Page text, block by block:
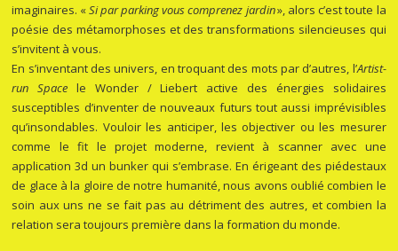
imaginaires. «Si par parking vous comprenez jardin», alors c’est toute la
poésie des métamorphoses et des transformations silencieuses qui
s’invitent à vous.
En s’inventant des univers, en troquant des mots par d’autres, l’Artist-
run Space le Wonder / Liebert active des énergies solidaires
susceptibles d’inventer de nouveaux futurs tout aussi imprévisibles
qu’insondables. Vouloir les anticiper, les objectiver ou les mesurer
comme le fit le projet moderne, revient à scanner avec une
application 3d un bunker qui s’embrase. En érigeant des piédestaux
de glace à la gloire de notre humanité, nous avons oublié combien le
soin aux uns ne se fait pas au détriment des autres, et combien la
relation sera toujours première dans la formation du monde.